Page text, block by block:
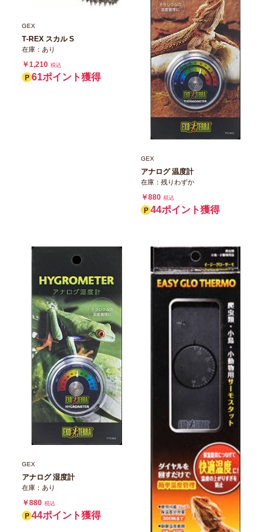
GEX
T‐REX スカル S
在庫：あり
￥1,210 税込
61ポイント獲得
GEX
アナログ 温度計
在庫：残りわずか
￥880 税込
44ポイント獲得
GEX
アナログ 湿度計
在庫：あり
￥880 税込
44ポイント獲得